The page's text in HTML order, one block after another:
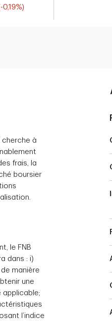
0,19%)
cherche à
frais, la
boursier
le FNB
dans : i)
manière
une
applicable;
l’indice